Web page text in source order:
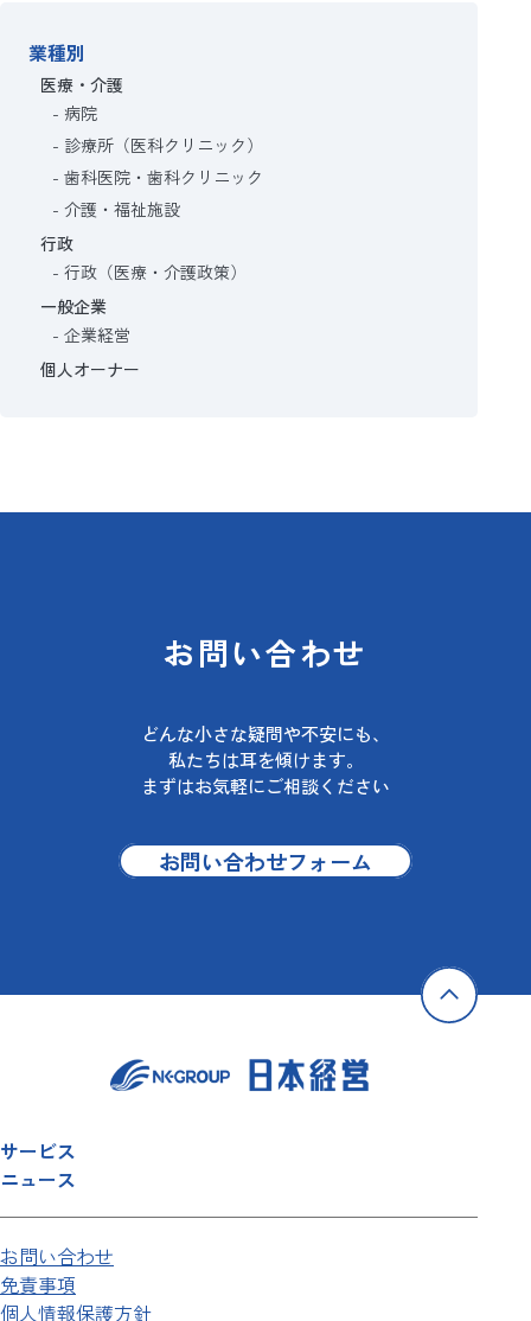
業種別
医療・介護
病院
診療所（医科クリニック）
歯科医院・歯科クリニック
介護・福祉施設
行政
行政（医療・介護政策）
一般企業
企業経営
個人オーナー
お問い合わせ
どんな小さな疑問や不安にも、
私たちは耳を傾けます。
まずはお気軽にご相談ください
お問い合わせフォーム
サービス
ニュース
お問い合わせ
免責事項
個人情報保護方針